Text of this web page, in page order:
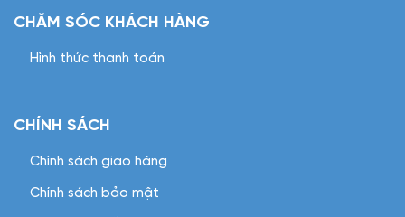
CHĂM SÓC KHÁCH HÀNG
Hình thức thanh toán
CHÍNH SÁCH
Chính sách giao hàng
Chính sách bảo mật